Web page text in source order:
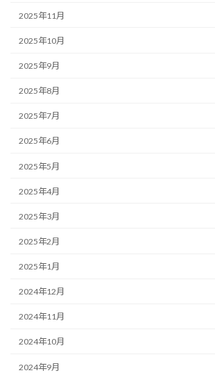
2025年11月
2025年10月
2025年9月
2025年8月
2025年7月
2025年6月
2025年5月
2025年4月
2025年3月
2025年2月
2025年1月
2024年12月
2024年11月
2024年10月
2024年9月